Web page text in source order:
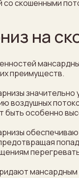
скошенными
на
преимуществ.
воздушных
быть особенно